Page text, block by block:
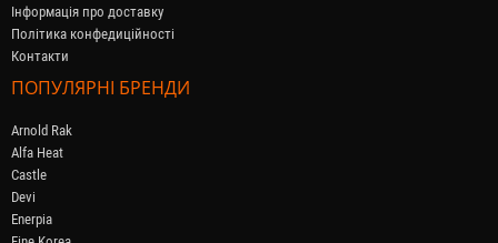
Інформація про доставку
Політика конфедиційності
Контакти
ПОПУЛЯРНІ БРЕНДИ
Arnold Rak
Alfa Heat
Castle
Devi
Enerpia